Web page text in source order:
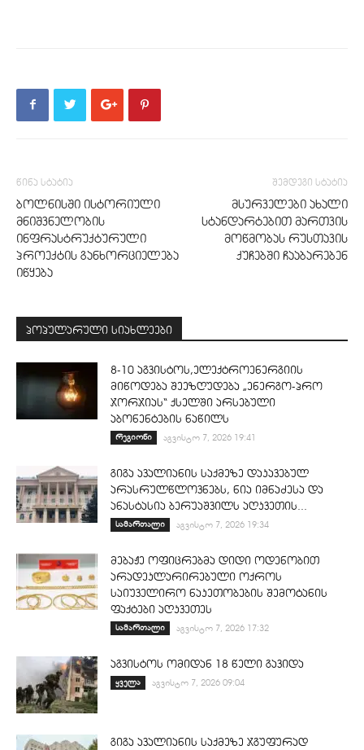
წინა სტატია
ბოლნისში ისტორიული
მნიშვნელობის
ინფრასტრუქტურული
პროექტის განხორციელება
იწყება
შემდეგი სტატია
მსურველები ახალი
სტანდარტებით მართვის
მოწმობას რუსთავის
ქუჩებში ჩააბარებენ
პოპულარული სიახლეები
8-10 აგვისტოს,ელექტროენერგიის
მიწოდება შეეზღუდება „ენერგო-პრო
ჯორჯიას“ ქსელში არსებული
აბონენტების ნაწილს
რეგიონი აგვისტო 7, 2026 19:41
გიგა ავალიანის საქმეზე დაკავებულ
არასრულწლოვნებს, ნია იმნაძესა და
ანასტასია ბერუაშვილს აღკვეთის...
სამართალი აგვისტო 7, 2026 19:34
მებაჟე ოფიცრებმა დიდი ოდენობით
არადეკლარირებული ოქროს
საიუველირო ნაკეთობების შემოტანის
ფაქტები აღკვეთეს
სამართალი აგვისტო 7, 2026 17:32
აგვისტოს ომიდან 18 წელი გავიდა
ყველა აგვისტო 7, 2026 09:04
გიგა ავალიანის საქმეზე ჯგუფურად